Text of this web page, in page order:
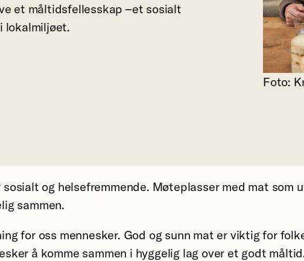
et måltidsfellesskap –et sosialt
lokalmiljøet.
Foto:
og helsefremmende. Møteplasser med mat
sammen.
for oss mennesker. God og sunn mat er viktig for
å komme sammen i hyggelig lag over et godt